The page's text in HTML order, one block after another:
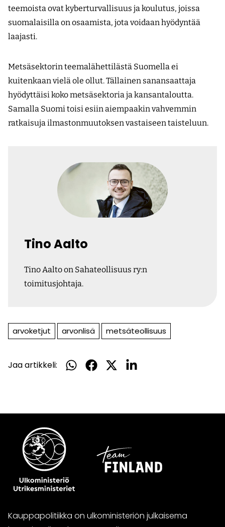
teemoista ovat kyberturvallisuus ja koulutus, joissa
suomalaisilla on osaamista, jota voidaan hyödyntää
laajasti.
Metsäsektorin teemalähettilästä Suomella ei
kuitenkaan vielä ole ollut. Tällainen sanansaattaja
hyödyttäisi koko metsäsektoria ja kansantaloutta.
Samalla Suomi toisi esiin aiempaakin vahvemmin
ratkaisuja ilmastonmuutoksen vastaiseen taisteluun.
Tino Aalto
Tino Aalto on Sahateollisuus ry:n
toimitusjohtaja.
arvoketjut arvonlisä metsäteollisuus
Jaa artikkeli:
Jaa
Jaa
Jaa
Jaa
Kauppapolitiikka on ulkoministeriön julkaisema